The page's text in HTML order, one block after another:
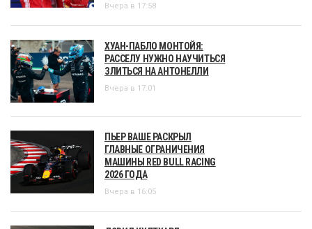
Вчера в 17:58
ХУАН-ПАБЛО МОНТОЙЯ:
РАССЕЛУ НУЖНО НАУЧИТЬСЯ
ЗЛИТЬСЯ НА АНТОНЕЛЛИ
Вчера в 17:01
ПЬЕР ВАШЕ РАСКРЫЛ
ГЛАВНЫЕ ОГРАНИЧЕНИЯ
МАШИНЫ RED BULL RACING
2026 ГОДА
Вчера в 16:05